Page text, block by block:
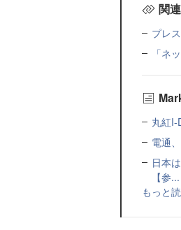
関
プレ
「ネ
丸紅I-
電通
日本
【参...
もっと